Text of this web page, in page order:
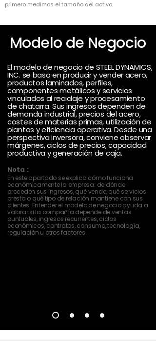
primero medimos el tamaño del activo.
Modelo de Negocio
El modelo de negocio de STEEL DYNAMICS,
INC. se basa en producir y vender acero,
productos laminados, perfiles,
componentes metálicos y servicios
vinculados al reciclaje y procesamiento
de chatarra. Sus ingresos dependen de
demanda industrial, precios del acero,
costes de materias primas, utilización de
plantas y eficiencia operativa. Desde una
perspectiva inversora, conviene observar
márgenes, ciclos de precios, capacidad
productiva y generación de caja.
Nota :
En este apartado se explica cómo funciona
económicamente la empresa: de dónde
proceden sus ingresos, qué vende, qué servicios
presta o qué tipo de relación mantiene con sus
clientes. Entender el modelo de negocio ayuda a
valorar si la compañía depende de ventas
puntuales, ingresos recurrentes, ciclos
económicos, contratos, consumo, tecnología,
regulación u otros factores.